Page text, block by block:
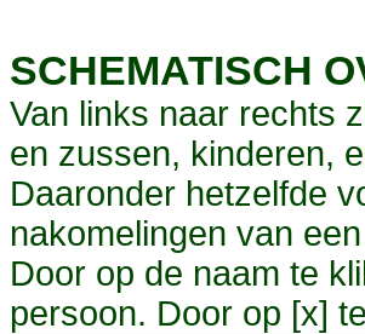
SCHEMATISCH
Van links naar rechts
en zussen, kinderen,
Daaronder hetzelfde
nakomelingen van
Door op de naam te
persoon. Door op [x]